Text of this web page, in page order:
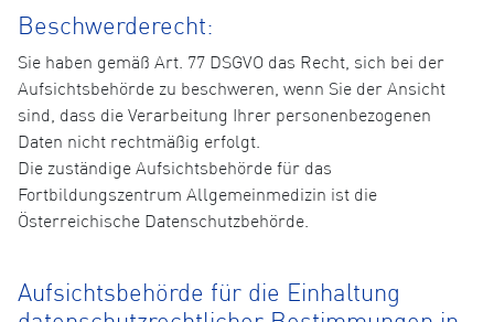
Beschwerderecht:
Sie haben gemäß Art. 77 DSGVO das Recht, sich bei der
Aufsichtsbehörde zu beschweren, wenn Sie der Ansicht
sind, dass die Verarbeitung Ihrer personenbezogenen
Daten nicht rechtmäßig erfolgt.
Die zuständige Aufsichtsbehörde für das
Fortbildungszentrum Allgemeinmedizin ist die
Österreichische Datenschutzbehörde.
Aufsichtsbehörde für die Einhaltung